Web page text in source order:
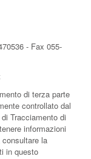
- Fax 055-
di terza parte
controllato dal
Tracciamento di
informazioni
la
in questo